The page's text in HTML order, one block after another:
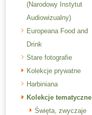
(Narodowy Instytut
Audiowizualny)
Europeana Food and
Drink
Stare fotografie
Kolekcje prywatne
Harbiniana
Kolekcje tematyczne
Święta, zwyczaje